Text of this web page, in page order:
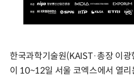
한국과학기술원(KAIST·총장 이
이 10~12일 서울 코엑스에서 열